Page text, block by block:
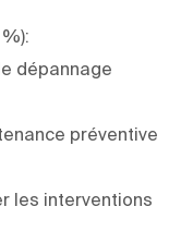
dépannage
préventive
les interventions